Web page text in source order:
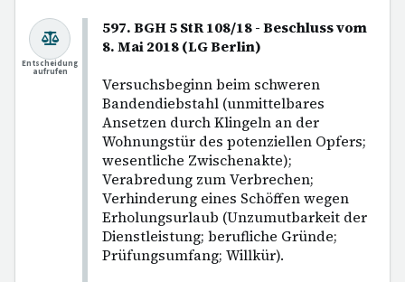
597. BGH 5 StR 108/18 - Beschluss vom
8. Mai 2018 (LG Berlin)
Versuchsbeginn beim schweren
Bandendiebstahl (unmittelbares
Ansetzen durch Klingeln an der
Wohnungstür des potenziellen Opfers;
wesentliche Zwischenakte);
Verabredung zum Verbrechen;
Verhinderung eines Schöffen wegen
Erholungsurlaub (Unzumutbarkeit der
Dienstleistung; berufliche Gründe;
Prüfungsumfang; Willkür).
Entscheidung
aufrufen